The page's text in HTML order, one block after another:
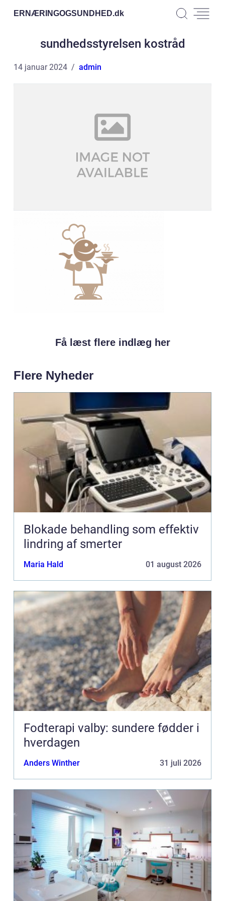
ERNÆRINGOGSUNDHED.dk
sundhedsstyrelsen kostråd
14 januar 2024 admin
Få læst flere indlæg her
Flere Nyheder
Blokade behandling som effektiv
lindring af smerter
Maria Hald 01 august 2026
Fodterapi valby: sundere fødder i
hverdagen
Anders Winther 31 juli 2026